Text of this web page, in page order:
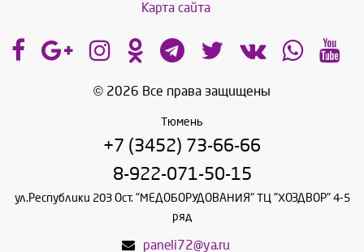
Карта сайта
© 2026 Все права защищены
Тюмень
+7 (3452) 73-66-66
8-922-071-50-15
ул.Республики 203 Ост. "МЕДОБОРУДОВАНИЯ" ТЦ "ХОЗДВОР" 4-5
ряд
paneli72@ya.ru